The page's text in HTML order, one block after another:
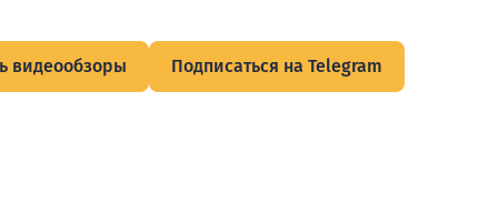
видеообзоры Подписаться на Telegram